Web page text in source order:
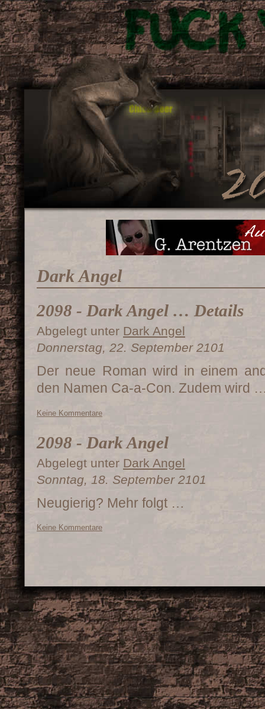
Dark Angel
2098 - Dark Angel … Details
Abgelegt unter Dark Angel
Donnerstag, 22. September 2101
Der neue Roman wird in einem
den Namen Ca-a-Con. Zudem wird
Keine Kommentare
2098 - Dark Angel
Abgelegt unter Dark Angel
Sonntag, 18. September 2101
Neugierig? Mehr folgt …
Keine Kommentare